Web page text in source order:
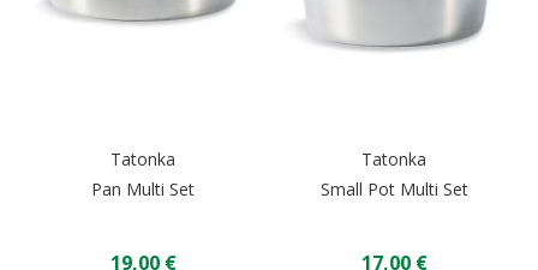
Tatonka
Pan Multi Set
19,00 €
Tatonka
Small Pot Multi Set
17,00 €